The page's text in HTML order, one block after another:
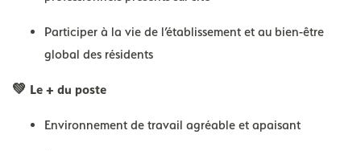
Participer à la vie de l’établissement et au bien-être
global des résidents
💚 Le + du poste
Environnement de travail agréable et apaisant